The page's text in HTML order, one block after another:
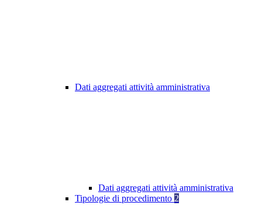
Dati aggregati attività amministrativa
Dati aggregati attività amministrativa
Tipologie di procedimento 2